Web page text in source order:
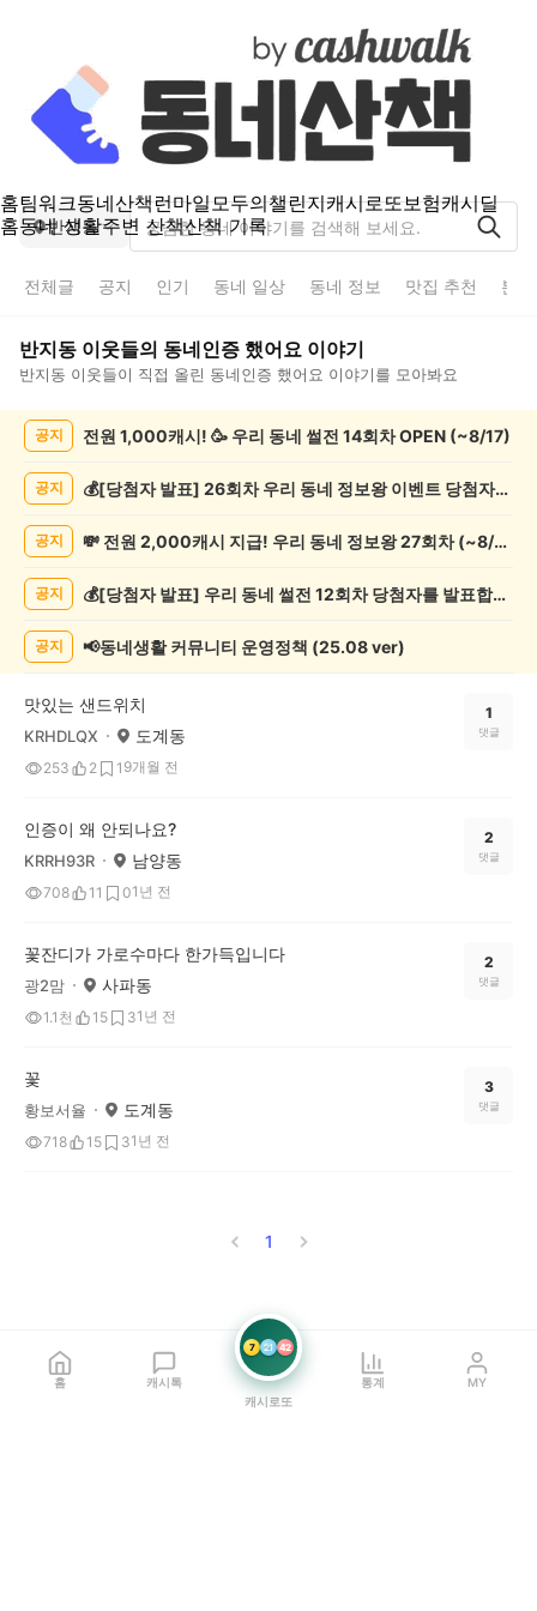
홈팀워크동네산책런마일모두의챌린지캐시로또보험캐시딜
홈동네 생활주변 산책산책 기록
반지동
전체글 공지 인기 동네 일상 동네 정보 맛집 추천 분
반지동 이웃들의 동네인증 했어요 이야기
반지동 이웃들이 직접 올린 동네인증 했어요 이야기를 모아봐요
시
공지 전원 1,000캐시! 🥳 우리 동네 썰전 14회차 OPEN (~8/17)
공지 💰[당첨자 발표] 26회차 우리 동네 정보왕 이벤트 당첨자를 발표합니다!
공지 💸 전원 2,000캐시 지급! 우리 동네 정보왕 27회차 (~8/10)
공지 💰[당첨자 발표] 우리 동네 썰전 12회차 당첨자를 발표합니다!
공지 📢동네생활 커뮤니티 운영정책 (25.08 ver)
맛있는 샌드위치
KRHDLQX 도계동
253 2 1 9개월 전
1
댓글
인증이 왜 안되나요?
KRRH93R 남양동
708 11 01년 전
2
댓글
꽃잔디가 가로수마다 한가득입니다
광2맘 사파동
1.1천 15 31년 전
2
댓글
꽃
황보서율 도계동
718 15 31년 전
3
댓글
1
홈 캐시톡
7 21 42
캐시로또
통계 MY